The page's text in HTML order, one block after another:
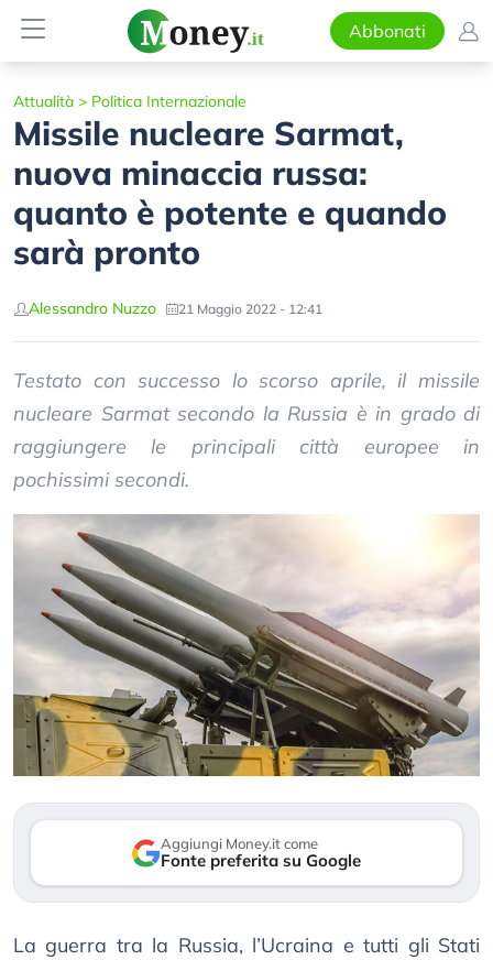
Abbonati
Attualità > Politica Internazionale
Missile nucleare Sarmat,
nuova minaccia russa:
quanto è potente e quando
sarà pronto
Alessandro Nuzzo 21 Maggio 2022 - 12:41
Testato con successo lo scorso aprile, il missile
nucleare Sarmat secondo la Russia è in grado di
raggiungere le principali città europee in
pochissimi secondi.
Aggiungi Money.it come
Fonte preferita su Google
La guerra tra la Russia, l’Ucraina e tutti gli Stati